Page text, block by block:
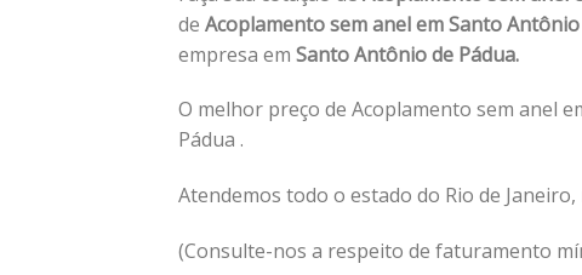
de Acoplamento sem anel em Santo
empresa em Santo Antônio de Pádua.
O melhor preço de Acoplamento sem anel
Pádua .
Atendemos todo o estado do Rio de
(Consulte-nos a respeito de faturamento